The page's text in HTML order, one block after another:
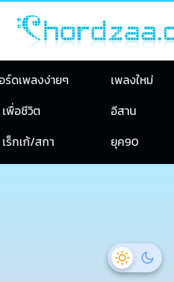
ร์ดเพลงง่ายๆ เพลงใหม่
เพื่อชีวิต
อีสาน
เร็กเก้/สกา
ยุค90